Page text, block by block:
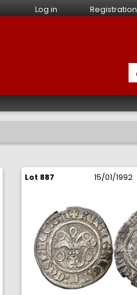
Log in Registration
Lot 887 15/01/1992